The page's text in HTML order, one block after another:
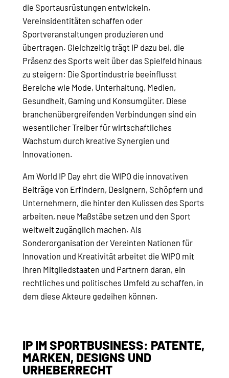
die Sportausrüstungen entwickeln,
Vereinsidentitäten schaffen oder
Sportveranstaltungen produzieren und
übertragen. Gleichzeitig trägt IP dazu bei, die
Präsenz des Sports weit über das Spielfeld hinaus
zu steigern: Die Sportindustrie beeinflusst
Bereiche wie Mode, Unterhaltung, Medien,
Gesundheit, Gaming und Konsumgüter. Diese
branchenübergreifenden Verbindungen sind ein
wesentlicher Treiber für wirtschaftliches
Wachstum durch kreative Synergien und
Innovationen.
Am World IP Day ehrt die WIPO die innovativen
Beiträge von Erfindern, Designern, Schöpfern und
Unternehmern, die hinter den Kulissen des Sports
arbeiten, neue Maßstäbe setzen und den Sport
weltweit zugänglich machen. Als
Sonderorganisation der Vereinten Nationen für
Innovation und Kreativität arbeitet die WIPO mit
ihren Mitgliedstaaten und Partnern daran, ein
rechtliches und politisches Umfeld zu schaffen, in
dem diese Akteure gedeihen können.
IP IM SPORTBUSINESS: PATENTE,
MARKEN, DESIGNS UND
URHEBERRECHT